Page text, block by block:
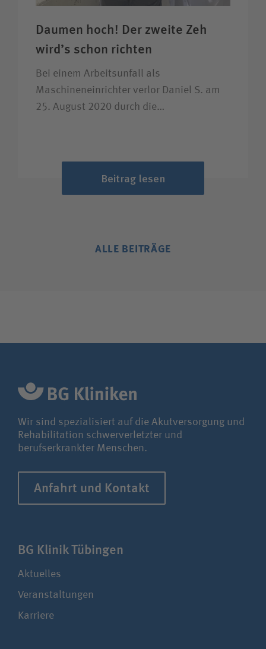
Daumen hoch! Der zweite Zeh
wird’s schon richten
Bei einem Arbeitsunfall als
Maschineneinrichter verlor Daniel S. am
25. August 2020 durch die…
Beitrag lesen
ALLE BEITRÄGE
Wir sind spezialisiert auf die Akutversorgung und
Rehabilitation schwerverletzter und
berufserkrankter Menschen.
Anfahrt und Kontakt
BG Klinik Tübingen
Aktuelles
Veranstaltungen
Karriere